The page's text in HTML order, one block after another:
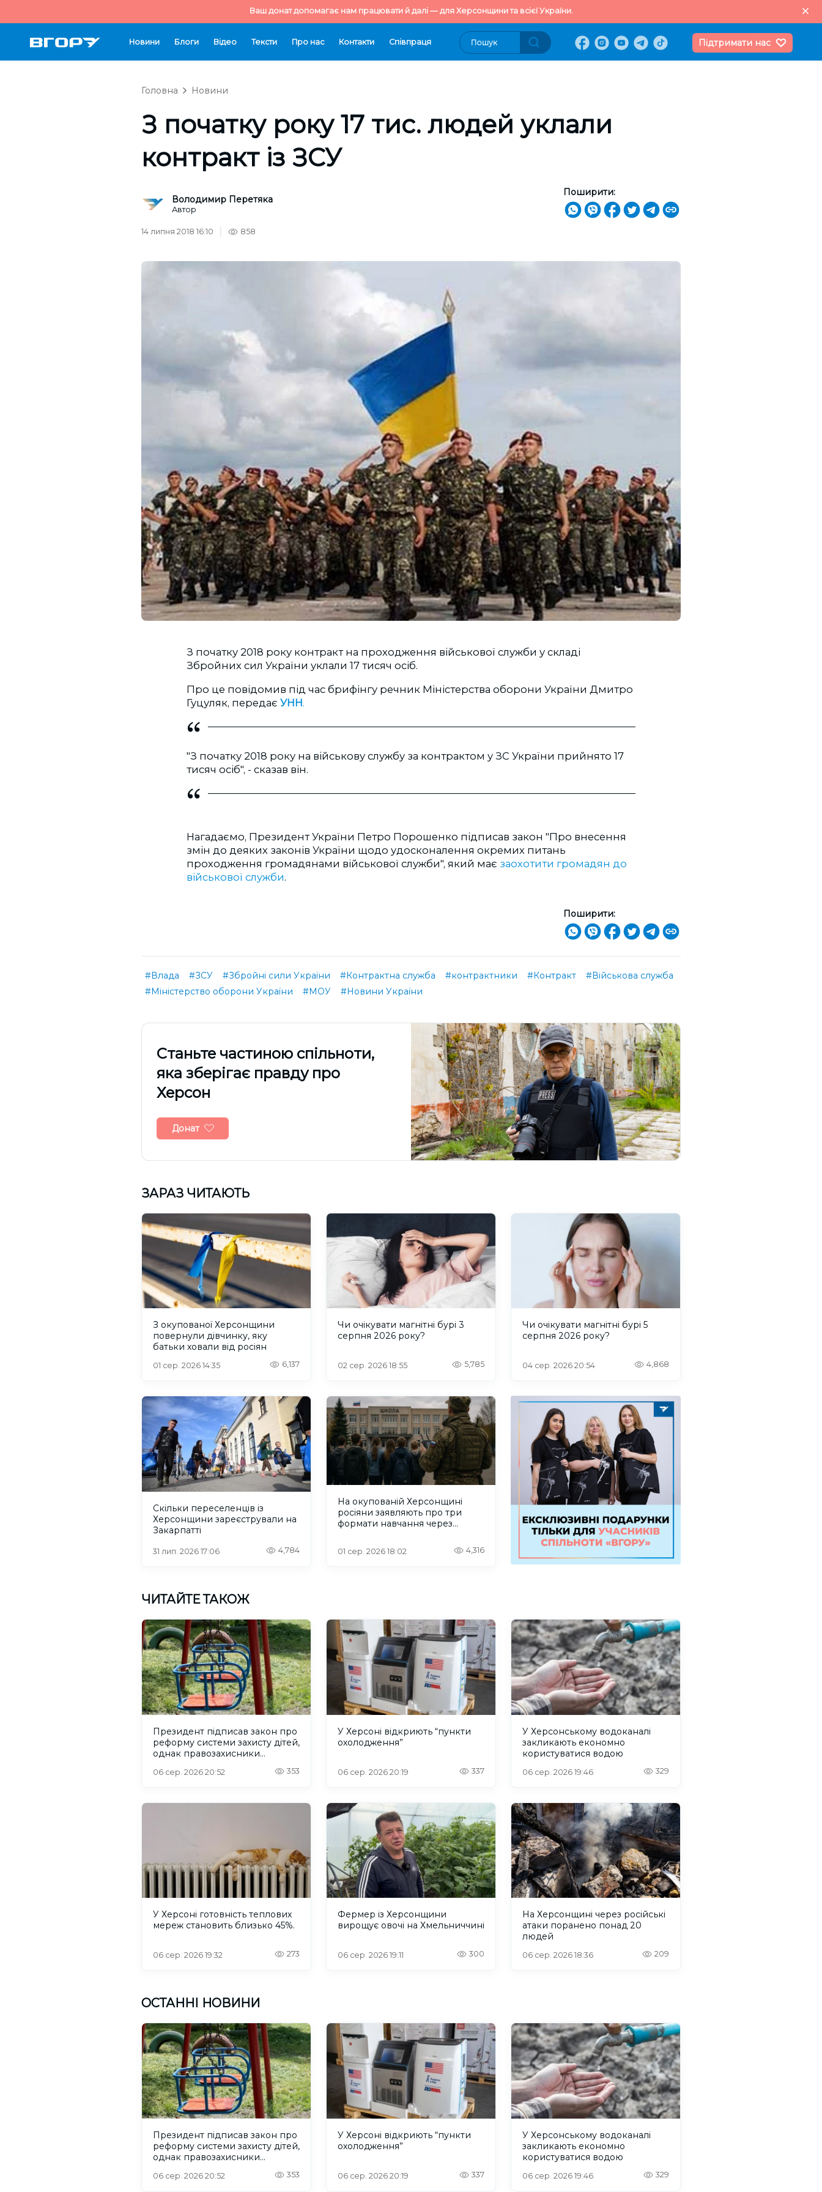
Ваш донат допомагає нам працювати й далі — для Херсонщини та всієї України.
Новини Блоги Відео Тексти Про нас Контакти Cпівпраця Підтримати нас
Головна Новини
З початку року 17 тис. людей уклали
контракт із ЗСУ
Володимир Перетяка
Автор
Поширити:
14 липня 2018 16:10 858
З початку 2018 року контракт на проходження військової служби у складі
Збройних сил України уклали 17 тисяч осіб.
Про це повідомив під час брифінгу речник Міністерства оборони України Дмитро
Гуцуляк, передає УНН.
"З початку 2018 року на військову службу за контрактом у ЗС України прийнято 17
тисяч осіб", - сказав він.
Нагадаємо, Президент України Петро Порошенко підписав закон "Про внесення
змін до деяких законів України щодо удосконалення окремих питань
проходження громадянами військової служби", який має заохотити громадян до
військової служби.
Поширити:
#Влада #ЗСУ #Збройні сили України #Контрактна служба #контрактники #Контракт
#Військова служба
#Міністерство оборони України
#МОУ #Новини України
Cтаньте частиною спільноти,
яка зберігає правду про
Херсон
Донат
ЗАРАЗ ЧИТАЮТЬ
З окупованої Херсонщини
повернули дівчинку, яку
батьки ховали від росіян
01 сер. 2026 14:35 6,137
Чи очікувати магнітні бурі 3
серпня 2026 року?
02 сер. 2026 18:55 5,785
Чи очікувати магнітні бурі 5
серпня 2026 року?
04 сер. 2026 20:54 4,868
Скільки переселенців із
Херсонщини зареєстрували на
Закарпатті
31 лип. 2026 17:06 4,784
На окупованій Херсонщині
росіяни заявляють про три
формати навчання через
01 сер. 2026 18:02 4,316
ЧИТАЙТЕ ТАКОЖ
Президент підписав закон про
реформу системи захисту дітей,
однак правозахисники
06 сер. 2026 20:52 353
У Херсоні відкриють “пункти
охолодження”
06 сер. 2026 20:19 337
У Херсонському водоканалі
закликають економно
користуватися водою
06 сер. 2026 19:46 329
У Херсоні готовність теплових
мереж становить близько 45%.
06 сер. 2026 19:32 273
Фермер із Херсонщини
вирощує овочі на Хмельниччині
06 сер. 2026 19:11 300
На Херсонщині через російські
атаки поранено понад 20
людей
06 сер. 2026 18:36 209
ОСТАННІ НОВИНИ
Президент підписав закон про
реформу системи захисту дітей,
однак правозахисники
06 сер. 2026 20:52 353
У Херсоні відкриють “пункти
охолодження”
06 сер. 2026 20:19 337
У Херсонському водоканалі
закликають економно
користуватися водою
06 сер. 2026 19:46 329